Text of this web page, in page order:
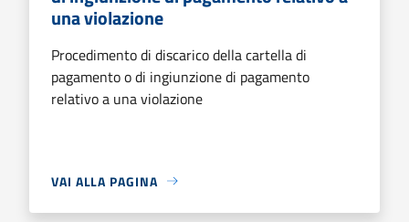
una violazione
Procedimento di discarico della cartella di
pagamento o di ingiunzione di pagamento
relativo a una violazione
VAI ALLA PAGINA